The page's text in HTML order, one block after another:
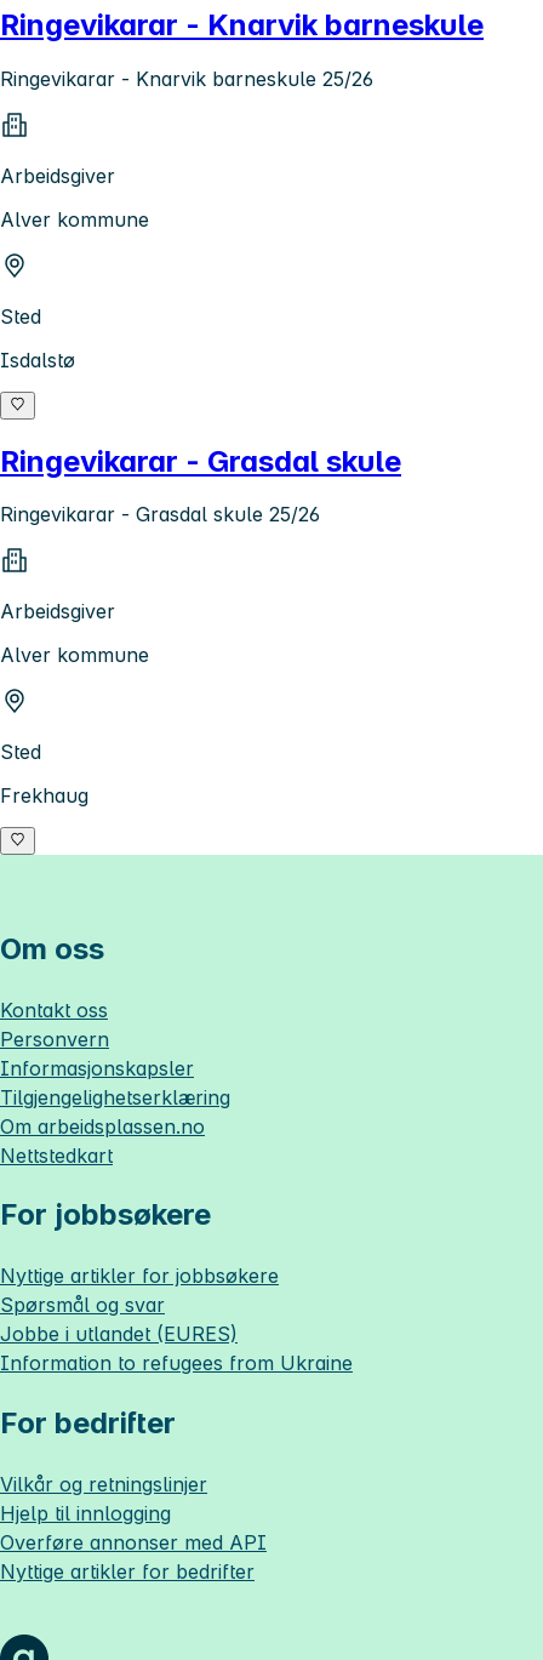
Ringevikarar - Knarvik barneskule
Ringevikarar - Knarvik barneskule 25/26
Arbeidsgiver
Alver kommune
Sted
Isdalstø
Ringevikarar - Grasdal skule
Ringevikarar - Grasdal skule 25/26
Arbeidsgiver
Alver kommune
Sted
Frekhaug
Om oss
Kontakt oss
Personvern
Informasjonskapsler
Tilgjengelighetserklæring
Om arbeidsplassen.no
Nettstedkart
For jobbsøkere
Nyttige artikler for jobbsøkere
Spørsmål og svar
Jobbe i utlandet (EURES)
Information to refugees from Ukraine
For bedrifter
Vilkår og retningslinjer
Hjelp til innlogging
Overføre annonser med API
Nyttige artikler for bedrifter